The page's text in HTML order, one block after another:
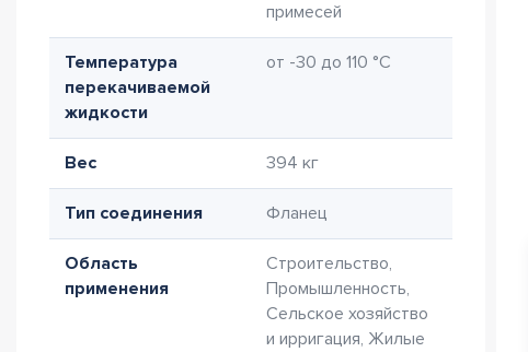
примесей
Температура
перекачиваемой
жидкости
от -30 до 110 °C
Вес 394 кг
Тип соединения Фланец
Область
применения
Строительство,
Промышленность,
Сельское хозяйство
и ирригация, Жилые